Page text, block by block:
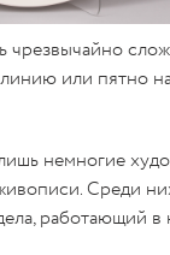
чрезвычайно
или пятно
немногие
Среди
работающий